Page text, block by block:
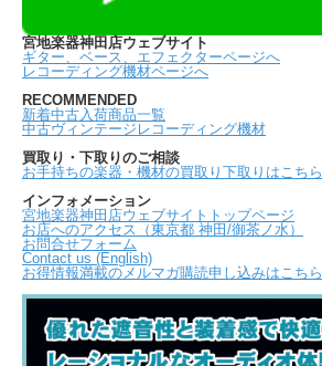
宮地楽器神田店ウェブサイト
ギター、ベース、エフェクターページへ
レコーディング機材ページへ
RECOMMENDED
新着中古入荷商品一覧
中古ヴィンテージレコーディング機材
買取り・下取りのご相談
お手持ちの楽器・機材の買取り下取りはこちら
インフォメーション
宮地楽器神田店ウェブサイトトップページ
お店へのアクセス（東京都 神田/御茶ノ水）
お問合せフォーム
Contact us (English)
お得情報満載のメルマガ購読申し込みはこちら